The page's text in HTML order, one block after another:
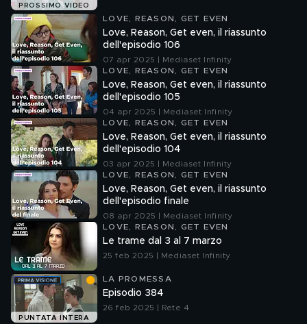
PROSSIMO VIDEO
LOVE, REASON, GET EVEN
Love, Reason, Get even, il riassunto
dell'episodio 106
07 apr 2025 | Mediaset Infinity
LOVE, REASON, GET EVEN
Love, Reason, Get even, il riassunto
dell'episodio 105
04 apr 2025 | Mediaset Infinity
LOVE, REASON, GET EVEN
Love, Reason, Get even, il riassunto
dell'episodio 104
03 apr 2025 | Mediaset Infinity
LOVE, REASON, GET EVEN
Love, Reason, Get even, il riassunto
dell'episodio finale
08 apr 2025 | Mediaset Infinity
LOVE, REASON, GET EVEN
Le trame dal 3 al 7 marzo
25 feb 2025 | Mediaset Infinity
PUNTATA INTERA
LA PROMESSA
Episodio 384
26 feb 2025 | Rete 4